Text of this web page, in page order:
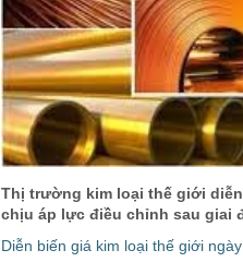
Thị trường kim loại thế giới
chịu áp lực điều chỉnh sau giai
Diễn biến giá kim loại thế giới